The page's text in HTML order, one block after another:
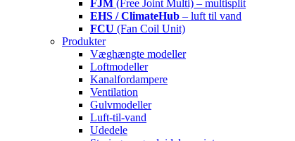
FJM (Free Joint Multi) – multisplit
EHS / ClimateHub – luft til vand
FCU (Fan Coil Unit)
Produkter
Væghængte modeller
Loftmodeller
Kanalfordampere
Ventilation
Gulvmodeller
Luft-til-vand
Udedele